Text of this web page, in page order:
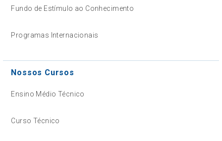
Fundo de Estímulo ao Conhecimento
Programas Internacionais
Nossos Cursos
Ensino Médio Técnico
Curso Técnico